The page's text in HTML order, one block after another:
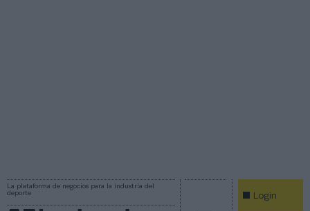
La plataforma de negocios para la industria del
deporte
Login